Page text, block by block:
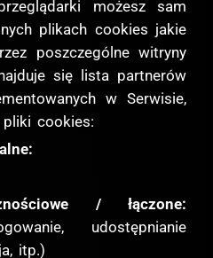
możesz sam
plikach cookies jakie
poszczególne witryny
się lista partnerów
w Serwisie,
cookies:
/ łączone:
udostępnianie
itp.)